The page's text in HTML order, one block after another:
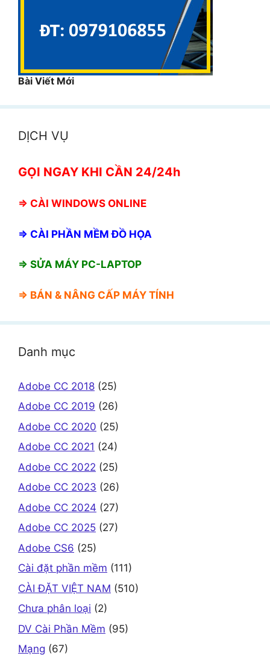
Bài Viết Mới
DỊCH VỤ
GỌI NGAY KHI CẦN 24/24h
⇒ CÀI WINDOWS ONLINE
⇒ CÀI PHẦN MỀM ĐỒ HỌA
⇒ SỬA MÁY PC-LAPTOP
⇒ BÁN & NÂNG CẤP MÁY TÍNH
Danh mục
Adobe CC 2018 (25)
Adobe CC 2019 (26)
Adobe CC 2020 (25)
Adobe CC 2021 (24)
Adobe CC 2022 (25)
Adobe CC 2023 (26)
Adobe CC 2024 (27)
Adobe CC 2025 (27)
Adobe CS6 (25)
Cài đặt phần mềm (111)
CÀI ĐẶT VIỆT NAM (510)
Chưa phân loại (2)
DV Cài Phần Mềm (95)
Mạng (67)